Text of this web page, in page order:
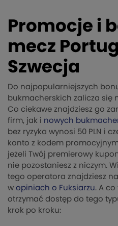
Promocje i
mecz
Szwecja
Do najpopularniejszych
bukmacherskich zalicza się
Co ciekawe znajdziesz go
firm, jak i nowych
bez ryzyka wynosi 50 PLN i
konto z kodem
jeżeli Twój premierowy
nie pozostaniesz z niczym.
tego operatora znajdziesz
w opiniach o Fuksiarzu. A
otrzymać dostęp do tego
krok po kroku: